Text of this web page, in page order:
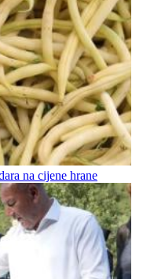
na cijene hrane